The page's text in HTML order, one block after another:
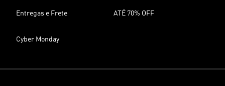
Entregas e Frete ATÉ 70% OFF
Cyber Monday